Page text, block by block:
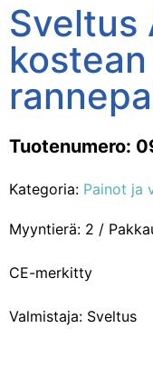
Sveltus
Tuotenumero:
Kategoria: Painot ja
Myyntierä: 2 /
CE-merkitty
Valmistaja: Sveltus